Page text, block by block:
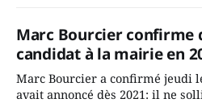
Marc Bourcier confirme
candidat à la mairie en
Marc Bourcier a confirmé jeudi
avait annoncé dès 2021: il ne